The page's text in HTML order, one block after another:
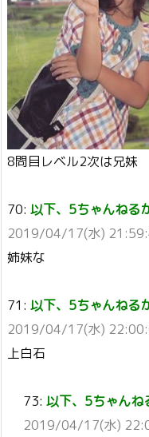
8問目レベル2次は兄妹
70: 以下、5ちゃんねる
2019/04/17(水)
姉妹な
71: 以下、5ちゃんねる
2019/04/17(水)
上白石
73: 以下、5ちゃんね
2019/04/17(水)